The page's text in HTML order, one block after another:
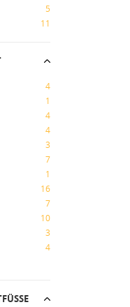
5
11
4
1
4
4
3
7
1
16
7
10
3
4